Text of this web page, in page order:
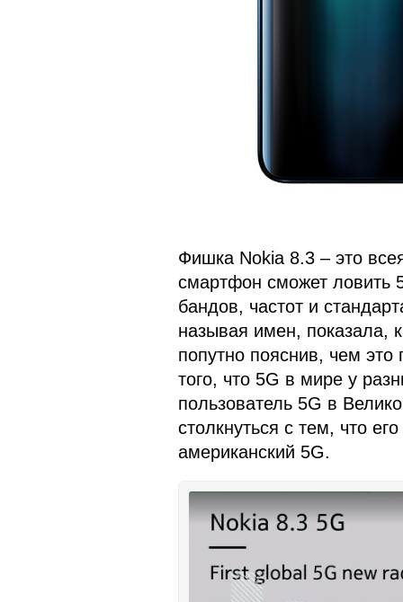
Фишка Nokia 8.3 – это
смартфон сможет ловить
бандов, частот и
называя имен, показала,
попутно пояснив, чем это
того, что 5G в мире у
пользователь 5G в
столкнуться с тем, что
американский 5G.